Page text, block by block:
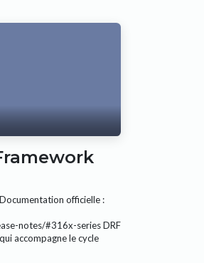
officielle :
notes/#316x-series DRF
accompagne le cycle